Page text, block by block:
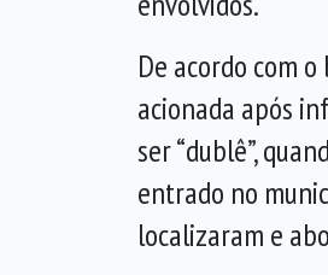
De acordo com
acionada após
ser “dublê”,
entrado no
localizaram e